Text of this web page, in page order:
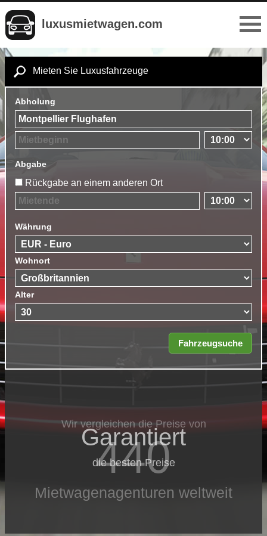
luxusmietwagen.com
Mieten Sie Luxusfahrzeuge
Abholung
Abgabe
Rückgabe an einem anderen Ort
Währung
Wohnort
Alter
Wir vergleichen die Preise von
440
Mietwagenagenturen weltweit
Garantiert
die besten Preise